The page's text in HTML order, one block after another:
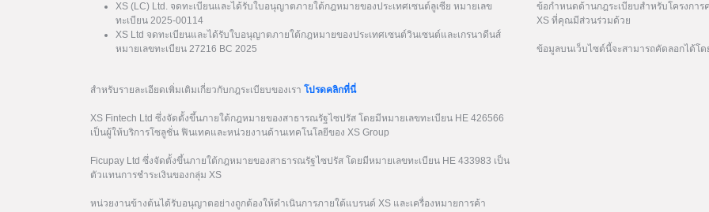
XS (LC) Ltd. จดทะเบียนและได้รับใบอนุญาตภายใต้กฎหมายของประเทศเซนต์ลูเซีย หมายเลข
ทะเบียน 2025-00114
XS Ltd จดทะเบียนและได้รับใบอนุญาตภายใต้กฎหมายของประเทศเซนต์วินเซนต์และเกรนาดีนส์
หมายเลขทะเบียน 27216 BC 2025
สำหรับรายละเอียดเพิ่มเติมเกี่ยวกับกฎระเบียบของเรา โปรดคลิกที่นี่
XS Fintech Ltd ซึ่งจัดตั้งขึ้นภายใต้กฎหมายของสาธารณรัฐไซปรัส โดยมีหมายเลขทะเบียน HE 426566
เป็นผู้ให้บริการโซลูชั่น ฟินเทคและหน่วยงานด้านเทคโนโลยีของ XS Group
Ficupay Ltd ซึ่งจัดตั้งขึ้นภายใต้กฎหมายของสาธารณรัฐไซปรัส โดยมีหมายเลขทะเบียน HE 433983 เป็น
ตัวแทนการชำระเงินของกลุ่ม XS
หน่วยงานข้างต้นได้รับอนุญาตอย่างถูกต้องให้ดำเนินการภายใต้แบรนด์ XS และเครื่องหมายการค้า
ข้อกำหนดด้านกฎระเบียบสำหรับโครงกา
XS ที่คุณมีส่วนร่วมด้วย
ข้อมูลบนเว็บไซต์นี้จะสามารถคัดลอกได้โ